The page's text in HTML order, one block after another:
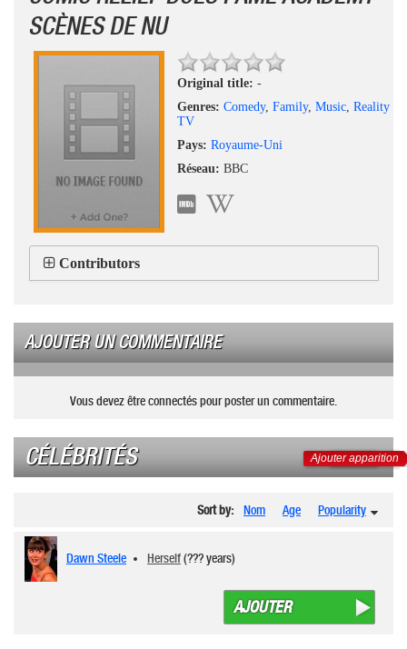
SCÈNES DE NU
Original title: -
Genres: Comedy, Family, Music, Reality
TV
Pays: Royaume-Uni
Réseau: BBC
Contributors
AJOUTER UN COMMENTAIRE
Vous devez être connectés pour poster un commentaire.
CÉLÉBRITÉS Ajouter apparition
Sort by: Nom Age Popularity
Dawn Steele Herself(??? years)
AJOUTER